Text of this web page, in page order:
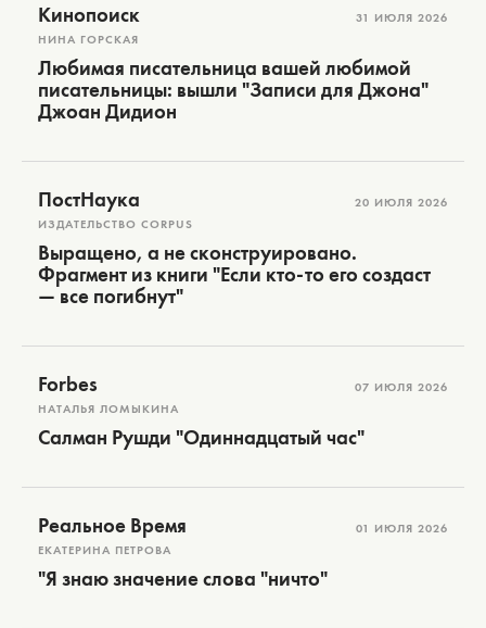
Кинопоиск
НИНА ГОРСКАЯ
31 ИЮЛЯ 2026
Любимая писательница вашей любимой
писательницы: вышли "Записи для Джона"
Джоан Дидион
ПостНаука
ИЗДАТЕЛЬСТВО CORPUS
20 ИЮЛЯ 2026
Выращено, а не сконструировано.
Фрагмент из книги "Если кто-то его создаст
— все погибнут"
Forbes
НАТАЛЬЯ ЛОМЫКИНА
07 ИЮЛЯ 2026
Салман Рушди "Одиннадцатый час"
Реальное Время
ЕКАТЕРИНА ПЕТРОВА
01 ИЮЛЯ 2026
"Я знаю значение слова "ничто"